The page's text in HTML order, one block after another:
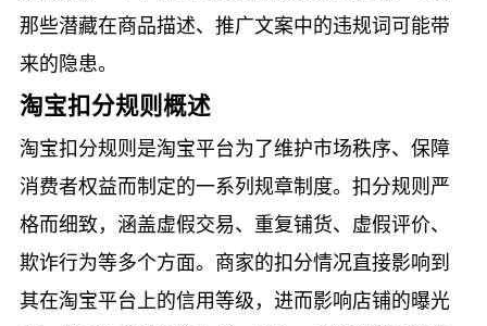
那些潜藏在商品描述、推广文案中的违规词可能带
来的隐患。
淘宝扣分规则概述
淘宝扣分规则是淘宝平台为了维护市场秩序、保障
消费者权益而制定的一系列规章制度。扣分规则严
格而细致，涵盖虚假交易、重复铺货、虚假评价、
欺诈行为等多个方面。商家的扣分情况直接影响到
其在淘宝平台上的信用等级，进而影响店铺的曝光